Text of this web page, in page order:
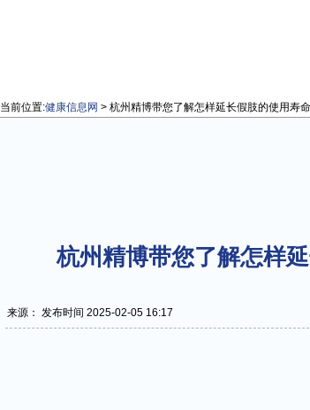
当前位置:健康信息网 > 杭州精博带您了解怎样延长假肢的使用寿命
杭州精博带您了解怎样
来源： 发布时间 2025-02-05 16:17